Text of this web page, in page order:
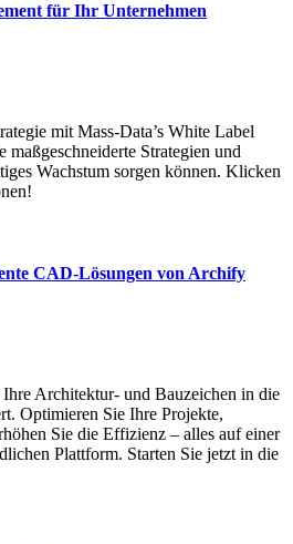
für Ihr Unternehmen
mit Mass-Data’s White Label
Strategien und
Wachstum sorgen können. Klicken
CAD-Lösungen von Archify
Architektur- und Bauzeichen in die
Optimieren Sie Ihre Projekte,
Sie die Effizienz – alles auf einer
Plattform. Starten Sie jetzt in die